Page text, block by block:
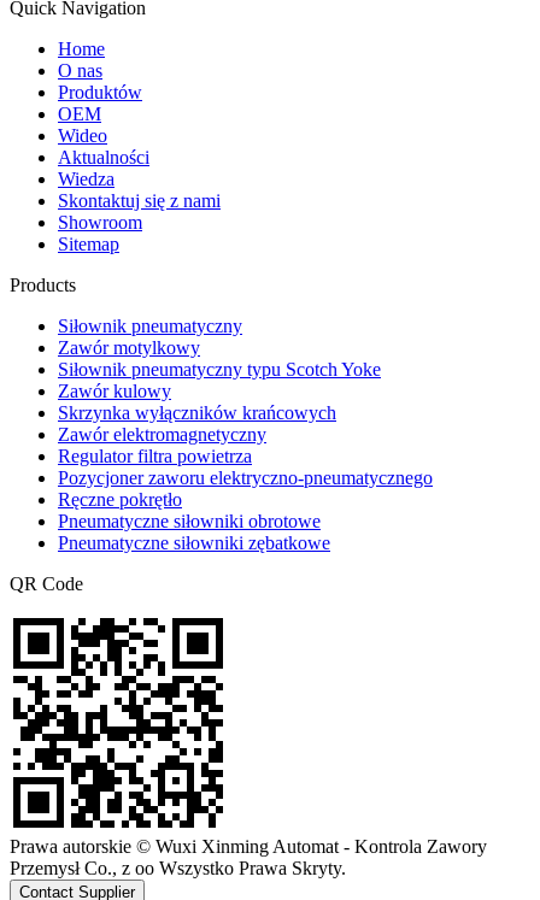
Quick Navigation
Home
O nas
Produktów
OEM
Wideo
Aktualności
Wiedza
Skontaktuj się z nami
Showroom
Sitemap
Products
Siłownik pneumatyczny
Zawór motylkowy
Siłownik pneumatyczny typu Scotch Yoke
Zawór kulowy
Skrzynka wyłączników krańcowych
Zawór elektromagnetyczny
Regulator filtra powietrza
Pozycjoner zaworu elektryczno-pneumatycznego
Ręczne pokrętło
Pneumatyczne siłowniki obrotowe
Pneumatyczne siłowniki zębatkowe
QR Code
Prawa autorskie © Wuxi Xinming Automat - Kontrola Zawory
Przemysł Co., z oo Wszystko Prawa Skryty.
Contact Supplier